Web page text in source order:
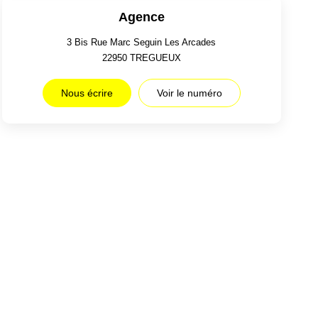
Agence
3 Bis Rue Marc Seguin Les Arcades
22950 TREGUEUX
Nous écrire Voir le numéro